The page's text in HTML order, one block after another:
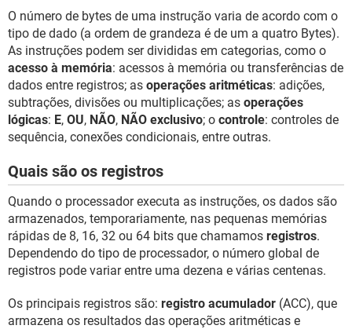
O número de bytes de uma instrução varia de acordo com o
tipo de dado (a ordem de grandeza é de um a quatro Bytes).
As instruções podem ser divididas em categorias, como o
acesso à memória: acessos à memória ou transferências de
dados entre registros; as operações aritméticas: adições,
subtrações, divisões ou multiplicações; as operações
lógicas: E, OU, NÃO, NÃO exclusivo; o controle: controles de
sequência, conexões condicionais, entre outras.
Quais são os registros
Quando o processador executa as instruções, os dados são
armazenados, temporariamente, nas pequenas memórias
rápidas de 8, 16, 32 ou 64 bits que chamamos registros.
Dependendo do tipo de processador, o número global de
registros pode variar entre uma dezena e várias centenas.
Os principais registros são: registro acumulador (ACC), que
armazena os resultados das operações aritméticas e